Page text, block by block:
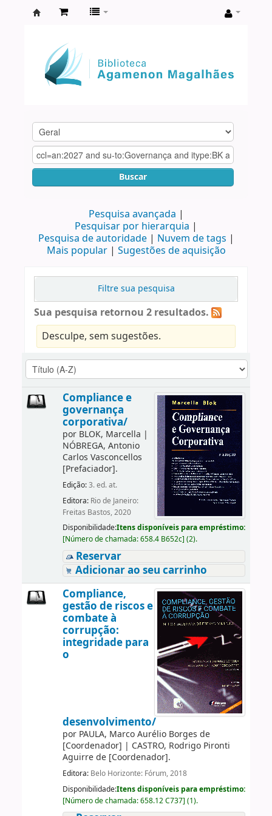
Agamenon
Magalhães
Buscar
Pesquisa avançada
Pesquisar por hierarquia
Pesquisa de autoridade
Nuvem de tags
Mais popular
Sugestões de aquisição
Filtre sua pesquisa
Sua pesquisa retornou 2 resultados.
Desculpe, sem sugestões.
Compliance e
governança
corporativa/
por BLOK, Marcella |
NÓBREGA, Antonio
Carlos Vasconcellos
[Prefaciador].
Edição:3. ed. at.
Editora: Rio de Janeiro:
Freitas Bastos, 2020
Disponibilidade:Itens disponíveis para empréstimo:
[Número de chamada:658.4 B652c] (2).
Reservar
Adicionar ao seu carrinho
Compliance,
gestão de riscos e
combate à
corrupção:
integridade para
o
desenvolvimento/
por PAULA, Marco Aurélio Borges de
[Coordenador] | CASTRO, Rodrigo Pironti
Aguirre de[Coordenador].
Editora: Belo Horizonte: Fórum, 2018
Disponibilidade:Itens disponíveis para empréstimo:
[Número de chamada:658.12 C737] (1).